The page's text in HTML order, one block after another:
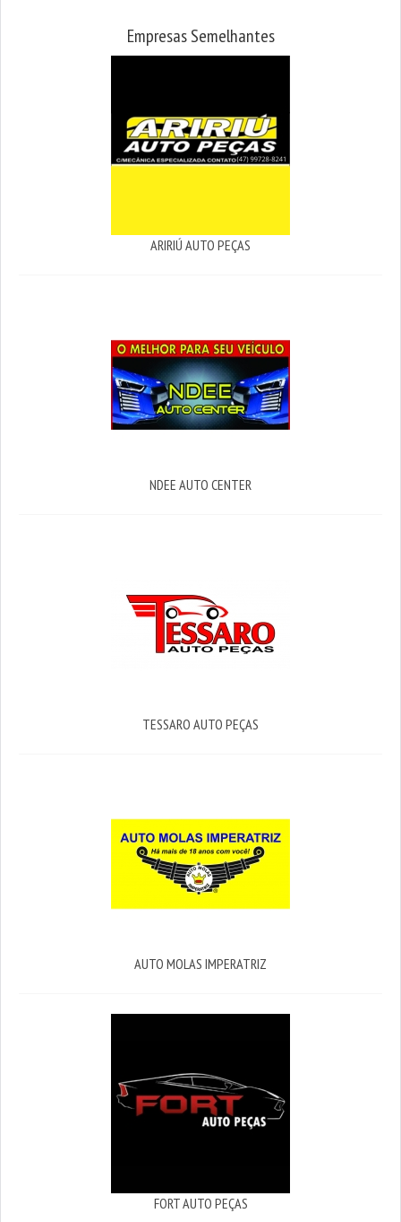
Empresas Semelhantes
ARIRIÚ AUTO PEÇAS
NDEE AUTO CENTER
TESSARO AUTO PEÇAS
AUTO MOLAS IMPERATRIZ
FORT AUTO PEÇAS